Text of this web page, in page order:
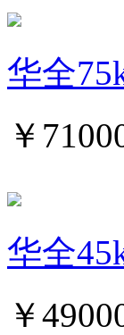
华全
￥
华全
￥